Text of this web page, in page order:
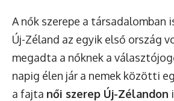
A nők szerepe a társadalomban
Új-Zéland az egyik első ország
megadta a nőknek a
napig élen jár a nemek közötti
a fajta női szerep Új-Zélandon